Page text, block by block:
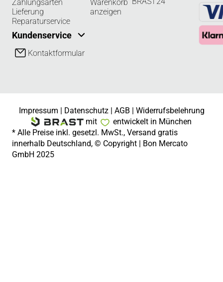
Zahlungsarten
Lieferung
Reparaturservice
Kundenservice
Kontaktformular
Warenkorb
anzeigen
Impressum | Datenschutz| AGB | Widerrufsbelehrung
mit
entwickelt in München
* Alle Preise inkl. gesetzl. MwSt., Versand gratis
innerhalb Deutschland, © Copyright | Bon Mercato
GmbH 2025